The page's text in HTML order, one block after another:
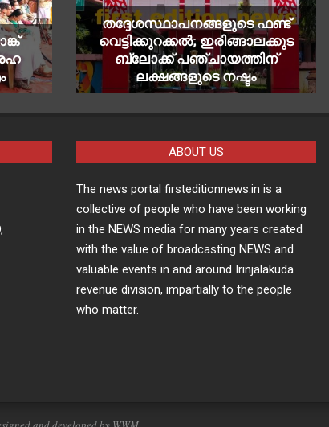
തദ്ദേശസ്ഥാപനങ്ങളുടെ ഫണ്ട്
വെട്ടിക്കുറക്കൽ; ഇരിങ്ങാലക്കുട
ബ്ലോക്ക് പഞ്ചായത്തിന്
ലക്ഷങ്ങളുടെ നഷ്ടം
ABOUT US
The news portal firsteditionnews.in is a
collective of people who have been working
in the NEWS media for many years created
with the value of broadcasting NEWS and
valuable events in and around Irinjalakuda
revenue division, impartially to the people
who matter.